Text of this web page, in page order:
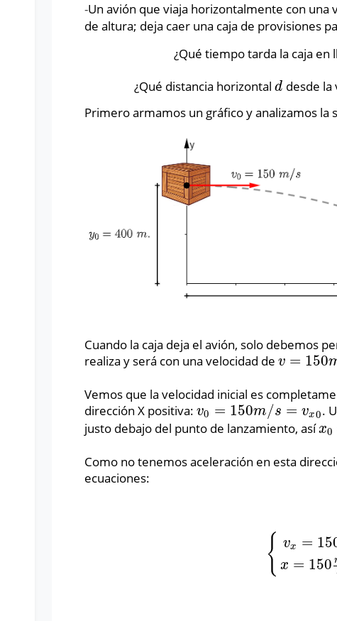
-Un avión que viaja horizontalmente con una
de altura; deja caer una caja de provisiones
¿Qué tiempo tarda la caja en
¿Qué distancia horizontald
d desde la
Primero armamos un gráfico y analizamos la
Cuando la caja deja el avión, solo debemos
realiza y será con una velocidad de v = 150
v=150m/s
Vemos que la velocidad inicial es
dirección X positiva: v0 = 150m/s = vx0
v0 =150m/s=vx0
.
justo debajo del punto de lanzamiento, así x0
x0
Como no tenemos aceleración en esta
ecuaciones:
{ vx =
x = 150
{v =150 x